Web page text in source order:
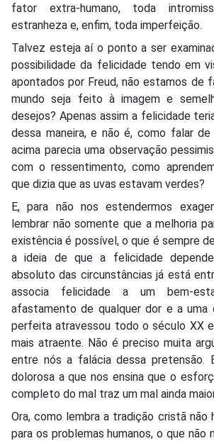
fator extra-humano, toda
estranheza e, enfim, toda imperfeição.
Talvez esteja aí o ponto a ser
possibilidade da felicidade tendo em
apontados por Freud, não estamos de
mundo seja feito à imagem e
desejos? Apenas assim a felicidade
dessa maneira, e não é, como falar
acima parecia uma observação
com o ressentimento, como
que dizia que as uvas estavam verdes?
E, para não nos estendermos
lembrar não somente que a melhoria
existência é possível, o que é sempre
a ideia de que a felicidade
absoluto das circunstâncias já está
associa felicidade a um bem-
afastamento de qualquer dor e a uma
perfeita atravessou todo o século XX
mais atraente. Não é preciso muita
entre nós a falácia dessa pretensão.
dolorosa a que nos ensina que o
completo do mal traz um mal ainda
Ora, como lembra a tradição cristã não
para os problemas humanos, o que não